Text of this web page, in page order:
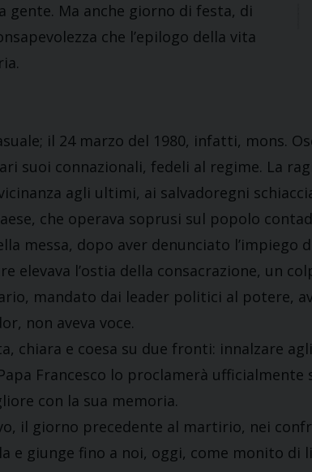
gente. Ma anche giorno di festa, di
che l’epilogo della vita
il 24 marzo del 1980, infatti, mons.
suoi connazionali, fedeli al regime. La
agli ultimi, ai salvadoregni
che operava soprusi sul popolo
messa, dopo aver denunciato l’impiego
elevava l’ostia della consacrazione, un
mandato dai leader politici al potere,
non aveva voce.
chiara e coesa su due fronti: innalzare
Francesco lo proclamerà ufficialmente
con la sua memoria.
il giorno precedente al martirio, nei
e giunge fino a noi, oggi, come monito di